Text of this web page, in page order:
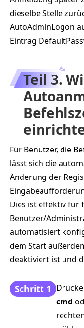
dieselbe Stelle
AutoAdminLogon
Eintrag
Teil 3.
Für Benutzer, die
lässt sich die
Änderung der
Dies ist effektiv für
Benutzer/
automatisiert
dem Start
deaktiviert ist und
Schritt 1
cmd